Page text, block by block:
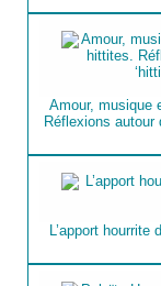
Amour, musique
Réflexions autour
L’apport